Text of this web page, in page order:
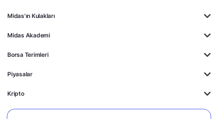
Midas'ın Kulakları
Midas Akademi
Borsa Terimleri
Piyasalar
Kripto
Ayrıcalıklar